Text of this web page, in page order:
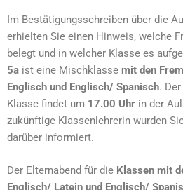
Im Bestätigungsschreiben über die
erhielten Sie einen Hinweis, welche
belegt und in welcher Klasse es
5a ist eine Mischklasse mit den
Englisch und Englisch/ Spanisch.
Klasse findet um 17.00 Uhr in der
zukünftige Klassenlehrerin wurden
darüber informiert.
Der Elternabend für die Klassen mit
Englisch/ Latein und Englisch/